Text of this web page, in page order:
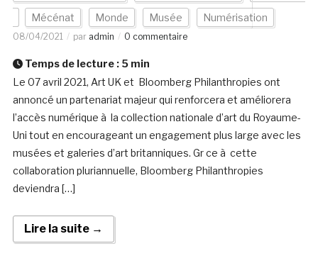
Mécénat Monde Musée Numérisation
08/04/2021 par admin 0 commentaire
Temps de lecture : 5 min
Le 07 avril 2021, Art UK et Bloomberg Philanthropies ont
annoncé un partenariat majeur qui renforcera et améliorera
l’accès numérique à la collection nationale d’art du Royaume-
Uni tout en encourageant un engagement plus large avec les
musées et galeries d’art britanniques. Gr ce à cette
collaboration pluriannuelle, Bloomberg Philanthropies
deviendra […]
Lire la suite →